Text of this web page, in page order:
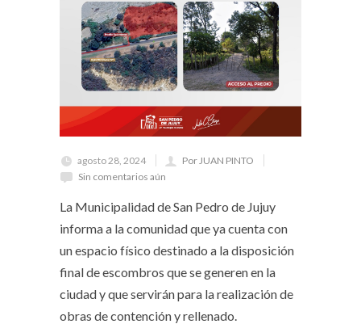
agosto 28, 2024
Por JUAN PINTO
Sin comentarios aún
La Municipalidad de San Pedro de Jujuy
informa a la comunidad que ya cuenta con
un espacio físico destinado a la disposición
final de escombros que se generen en la
ciudad y que servirán para la realización de
obras de contención y rellenado.